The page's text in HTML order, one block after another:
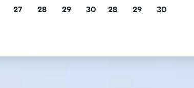
27 28 29 30 28 29 30